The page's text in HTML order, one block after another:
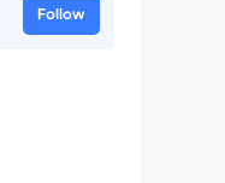
Follow